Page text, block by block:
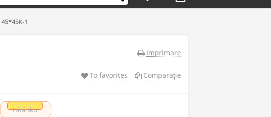
1
Imprimare
To favorites Comparaţie
Fără sku